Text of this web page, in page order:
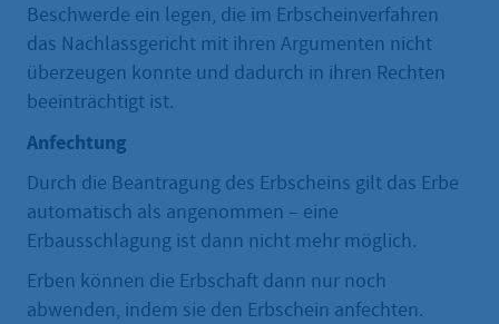
Beschwerde ein legen, die im Erbscheinverfahren
das Nachlassgericht mit ihren Argumenten nicht
überzeugen konnte und dadurch in ihren Rechten
beeinträchtigt ist.
Anfechtung
Durch die Beantragung des Erbscheins gilt das Erbe
automatisch als angenommen – eine
Erbausschlagung ist dann nicht mehr möglich.
Erben können die Erbschaft dann nur noch
abwenden, indem sie den Erbschein anfechten.